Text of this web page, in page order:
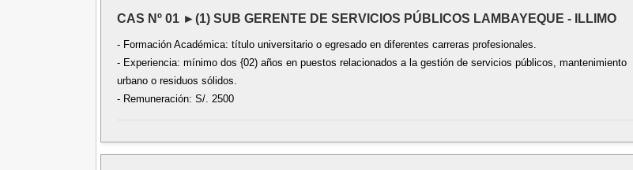
CAS Nº 01 ►(1) SUB GERENTE DE SERVICIOS PÚBLICOS LAMBAYEQUE - ILLIMO
- Formación Académica: título universitario o egresado en diferentes carreras profesionales.
- Experiencia: mínimo dos {02) años en puestos relacionados a la gestión de servicios públicos, mantenimiento
urbano o residuos sólidos.
- Remuneración: S/. 2500